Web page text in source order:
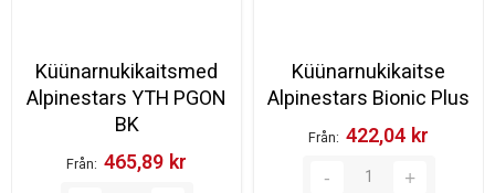
Küünarnukikaitsmed
Alpinestars YTH PGON
BK
Från 465,89 kr‎
Küünarnukikaitse
Alpinestars Bionic Plus
Från 422,04 kr‎